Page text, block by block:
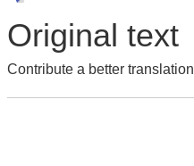
Original text
Contribute a better translation